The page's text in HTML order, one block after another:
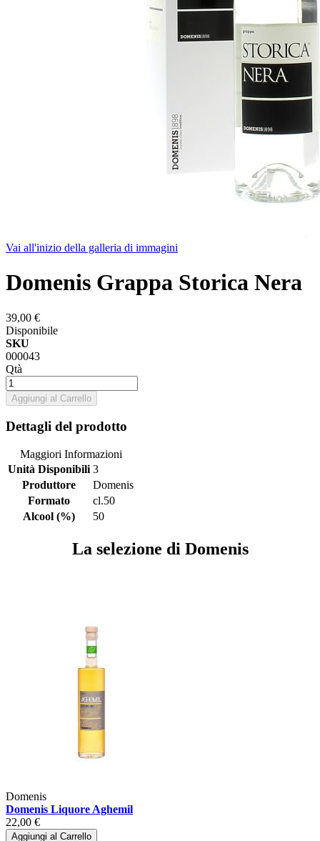
Vai all'inizio della galleria di immagini
Domenis Grappa Storica Nera
39,00 €
Disponibile
SKU
000043
Qtà
Aggiungi al Carrello
Dettagli del prodotto
Maggiori Informazioni
Unità Disponibili 3
Produttore
Domenis
Formato
cl.50
Alcool (%)
50
La selezione di Domenis
Domenis
Domenis Liquore Aghemil
22,00 €
Aggiungi al Carrello